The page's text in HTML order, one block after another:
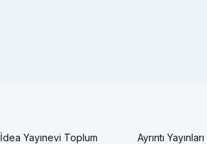
İdea Yayınevi Toplum
Ayrıntı